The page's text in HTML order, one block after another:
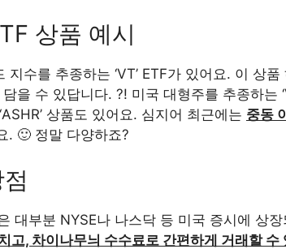
상품 예시
지수를 추종하는 ‘VT’ ETF가 있어요. 이 상
을 수 있답니다. ?! 미국 대형주를 추종하는
상품도 있어요. 심지어 최근에는 중동
. 🙂 정말 다양하죠?
대부분 NYSE나 나스닥 등 미국 증시에 상
고, 차이나무늬 수수료로 간편하게 거래할 수